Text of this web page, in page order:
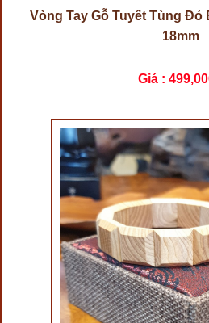
Vòng Tay Gỗ Tuyết Tùng Đỏ
18mm
Giá :